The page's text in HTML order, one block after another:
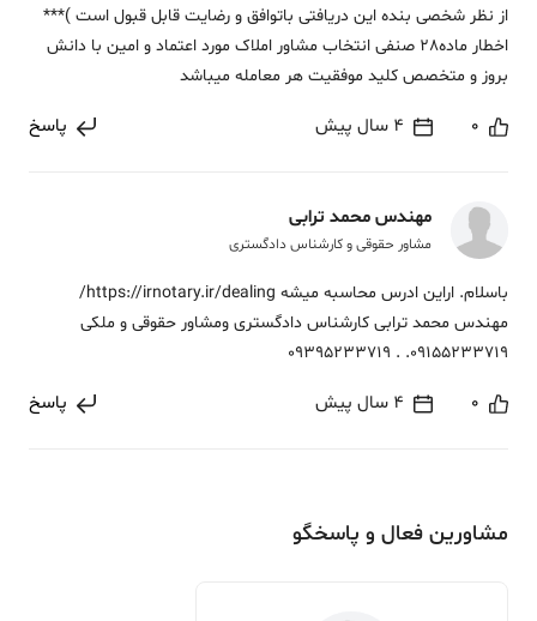
از نظر شخصی بنده این دریافتی باتوافق و رضایت قابل قبول است )***
اخطار ماده28 صنفی انتخاب مشاور املاک مورد اعتماد و امین با دانش
بروز و متخصص کلید موفقیت هر معامله میباشد
0 4 سال پیش پاسخ
مهندس محمد ترابی
مشاور حقوقی و کارشناس دادگستری
باسلام. اراین ادرس محاسبه میشه https://irnotary.ir/dealing/
مهندس محمد ترابی کارشناس دادگستری ومشاور حقوقی و ملکی
09155233719. . 09395233719
0 4 سال پیش پاسخ
مشاورین فعال و پاسخگو